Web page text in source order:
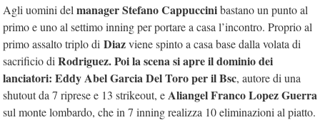
Agli uomini del manager StefanoCappuccinibastano un punto al
primo e uno al settimo inning per portare a casa l’incontro. Proprio al
primo assalto triplo di Diazviene spinto a casa base dalla volata di
sacrificio di Rodriguez.Poi la scena si apre il dominio dei
lanciatori: Eddy AbelGarcia Del Toro per il Bsc, autore di una
shutout da 7 riprese e 13 strikeout, eAliangel Franco Lopez Guerra
sul monte lombardo, che in 7 inning realizza 10 eliminazioni al piatto.